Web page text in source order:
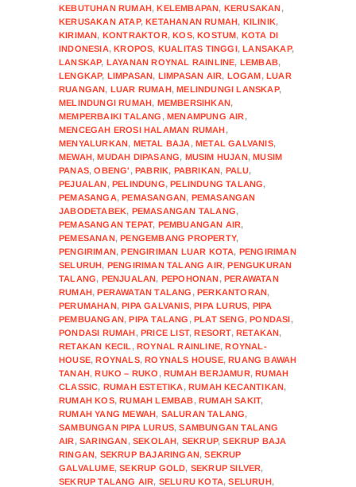
KEBUTUHAN RUMAH,KELEMBAPAN, KERUSAKAN,
KERUSAKAN ATAP,KETAHANAN RUMAH, KILINIK,
KIRIMAN, KONTRAKTOR,KOS,KOSTUM, KOTA DI
INDONESIA,KROPOS, KUALITAS TINGGI,LANSAKAP,
LANSKAP, LAYANAN ROYNAL RAINLINE, LEMBAB,
LENGKAP, LIMPASAN, LIMPASAN AIR, LOGAM,LUAR
RUANGAN, LUAR RUMAH,MELINDUNGI LANSKAP,
MELINDUNGI RUMAH, MEMBERSIHKAN,
MEMPERBAIKI TALANG ,MENAMPUNG AIR,
MENCEGAH EROSI HALAMAN RUMAH,
MENYALURKAN, METAL BAJA,METAL GALVANIS,
MEWAH,MUDAH DIPASANG, MUSIM HUJAN,MUSIM
PANAS,OBENG' ,PABRIK, PABRIKAN, PALU,
PEJUALAN,PELINDUNG,PELINDUNG TALANG,
PEMASANGA,PEMASANGAN, PEMASANGAN
JABODETABEK, PEMASANGAN TALANG,
PEMASANGAN TEPAT, PEMBUANGAN AIR,
PEMESANAN,PENGEMBANG PROPERTY,
PENGIRIMAN,PENGIRIMAN LUAR KOTA, PENGIRIMAN
SELURUH, PENGIRIMAN TALANG AIR,PENGUKURAN
TALANG, PENJUALAN, PEPOHONAN,PERAWATAN
RUMAH,PERAWATAN TALANG ,PERKANTORAN,
PERUMAHAN,PIPA GALVANIS,PIPA LURUS, PIPA
PEMBUANGAN,PIPA TALANG ,PLAT SENG,PONDASI,
PONDASI RUMAH,PRICE LIST,RESORT,RETAKAN,
RETAKAN KECIL ,ROYNAL RAINLINE,ROYNAL-
HOUSE,ROYNALS,ROYNALS HOUSE,RUANG BAWAH
TANAH,RUKO – RUKO ,RUMAH BERJAMUR,RUMAH
CLASSIC, RUMAH ESTETIKA,RUMAH KECANTIKAN,
RUMAH KOS,RUMAH LEMBAB,RUMAH SAKIT,
RUMAH YANG MEWAH, SALURAN TALANG,
SAMBUNGAN PIPA LURUS,SAMBUNGAN TALANG
AIR,SARINGAN,SEKOLAH, SEKRUP,SEKRUP BAJA
RINGAN, SEKRUP BAJARINGAN,SEKRUP
GALVALUME,SEKRUP GOLD, SEKRUP SILVER,
SEKRUP TALANG AIR, SELURU KOTA,SELURUH,